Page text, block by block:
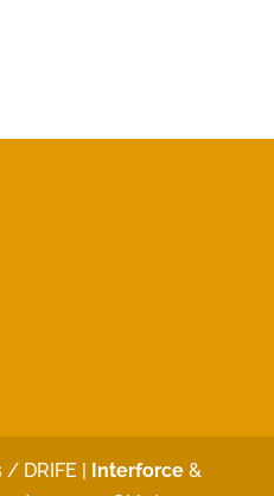
/ DRIFE | Interforce&